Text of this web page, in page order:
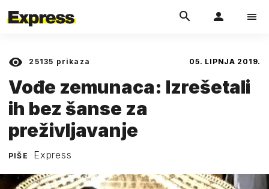
25135 prikaza 05. LIPNJA 2019.
Vođe zemunaca: Izrešetali
ih bez šanse za
preživljavanje
PIŠE Express